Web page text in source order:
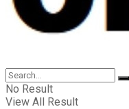
No Result
View All Result